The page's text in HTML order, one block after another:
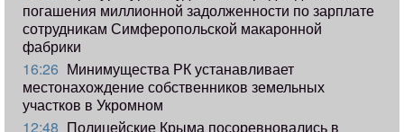
погашения миллионной задолженности по зарплате
сотрудникам Симферопольской макаронной
фабрики
16:26 Минимущества РК устанавливает
местонахождение собственников земельных
участков в Укромном
12:48 Полицейские Крыма посоревновались в